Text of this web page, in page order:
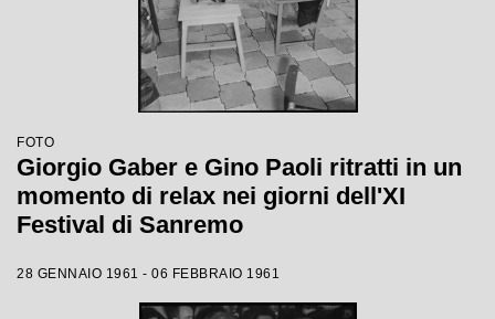
FOTO
Giorgio Gaber e Gino Paoli ritratti in un
momento di relax nei giorni dell'XI
Festival di Sanremo
28 GENNAIO 1961 - 06 FEBBRAIO 1961